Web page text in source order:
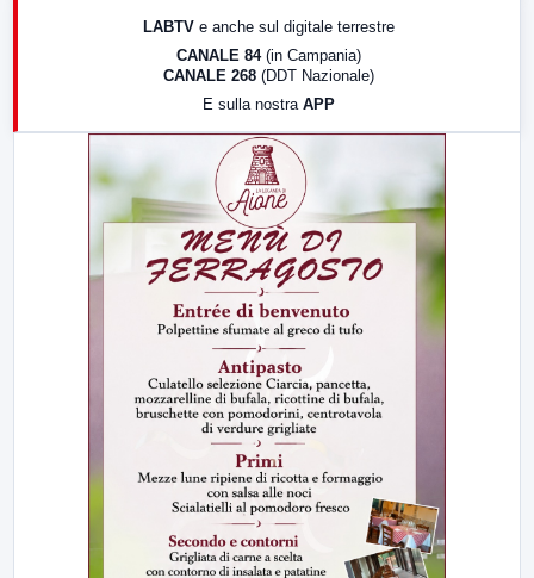
LABTV e anche sul digitale terrestre
CANALE 84 (in Campania)
CANALE 268 (DDT Nazionale)
E sulla nostra APP